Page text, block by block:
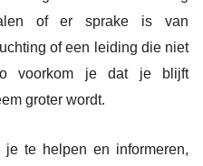
of er sprake is van
of een leiding die niet
voorkom je dat je blijft
groter wordt.
te helpen en informeren,